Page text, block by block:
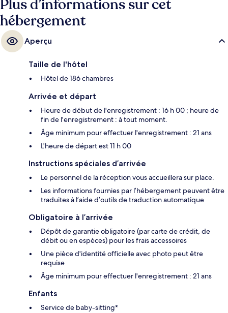
Plus d’informations sur cet
hébergement
Aperçu
Taille de l'hôtel
Hôtel de 186 chambres
Arrivée et départ
Heure de début de l'enregistrement : 16 h 00 ; heure de
fin de l'enregistrement : à tout moment.
Âge minimum pour effectuer l'enregistrement : 21 ans
L'heure de départ est 11 h 00
Instructions spéciales d’arrivée
Le personnel de la réception vous accueillera sur place.
Les informations fournies par l’hébergement peuvent être
traduites à l’aide d’outils de traduction automatique
Obligatoire à l’arrivée
Dépôt de garantie obligatoire (par carte de crédit, de
débit ou en espèces) pour les frais accessoires
Une pièce d'identité officielle avec photo peut être
requise
Âge minimum pour effectuer l'enregistrement : 21 ans
Enfants
Service de baby-sitting*